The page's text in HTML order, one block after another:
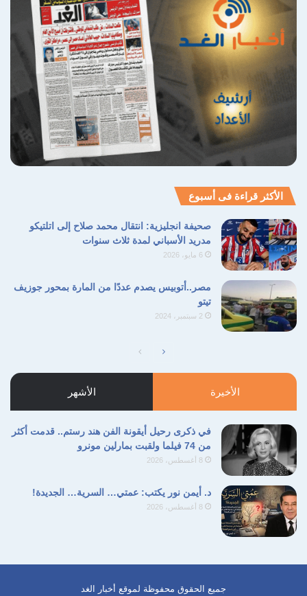
الأكثر قراءة فى أسبوع
صحيفة انجليزية: انتقال محمد صلاح إلى اتلتيكو
مدريد الأسباني لمدة ثلاث سنوات
6 مايو، 2026
مصر..أتوبيس يصدم عددًا من المارة بمحور جوزيف
تيتو
2 سبتمبر، 2024
الصفحة
السابقة
الصفحة
التالية
الأخيرة الأشهر
في ذكرى رحيل أيقونة الفن هند رستم.. قدمت أكثر
من 74 فيلما ولقبت بمارلين مونرو
8 أغسطس، 2026
د. أيمن نور يكتب: عمتي… السرية… الجديدة!
8 أغسطس، 2026
جميع الحقوق محفوظة لموقع أخبار الغد